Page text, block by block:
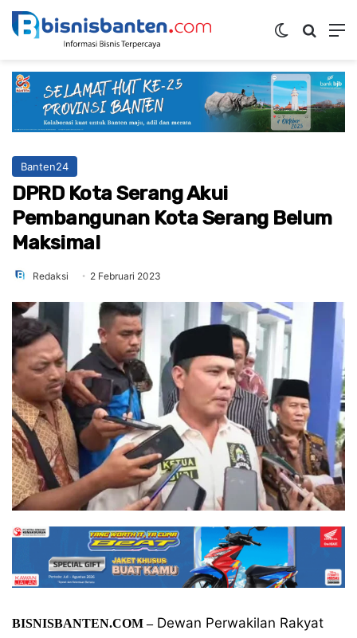
Switch skin
Banten24
DPRD Kota Serang Akui
Pembangunan Kota Serang Belum
Maksimal
Redaksi 2 Februari 2023
BISNISBANTEN.COM –Dewan Perwakilan Rakyat